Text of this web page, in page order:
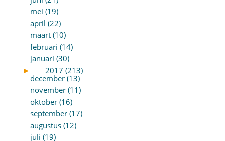
mei (19)
april (22)
maart (10)
februari (14)
januari (30)
►
2017 (213)
december (13)
november (11)
oktober (16)
september (17)
augustus (12)
juli (19)